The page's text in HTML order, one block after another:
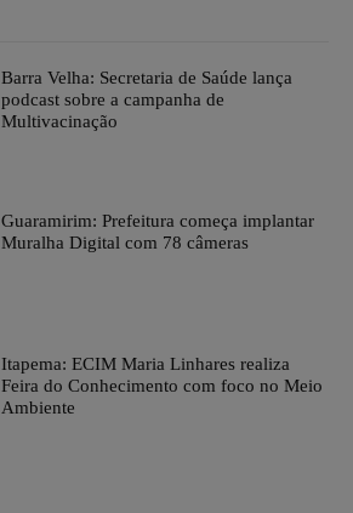
Barra Velha: Secretaria de Saúde lança
podcast sobre a campanha de
Multivacinação
Guaramirim: Prefeitura começa implantar
Muralha Digital com 78 câmeras
Itapema: ECIM Maria Linhares realiza
Feira do Conhecimento com foco no Meio
Ambiente